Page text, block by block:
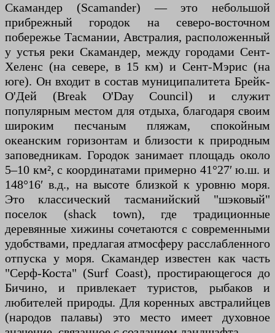
Скамандер (Scamander) — это небольшой
прибрежный городок на северо-восточном
побережье Тасмании, Австралия, расположенный
у устья реки Скамандер, между городами Сент-
Хеленс (на севере, в 15 км) и Сент-Мэрис (на
юге). Он входит в состав муниципалитета Брейк-
О'Дей (Break O'Day Council) и служит
популярным местом для отдыха, благодаря своим
широким песчаным пляжам, спокойным
океанским горизонтам и близости к природным
заповедникам. Городок занимает площадь около
5–10 км², с координатами примерно 41°27′ ю.ш. и
148°16′ в.д., на высоте близкой к уровню моря.
Это классический тасманийский "шэковый"
поселок (shack town), где традиционные
деревянные хижины сочетаются с современными
удобствами, предлагая атмосферу расслабленного
отпуска у моря. Скамандер известен как часть
"Серф-Коста" (Surf Coast), простирающегося до
Бичино, и привлекает туристов, рыбаков и
любителей природы. Для коренных австралийцев
(народов палавы) это место имеет духовное